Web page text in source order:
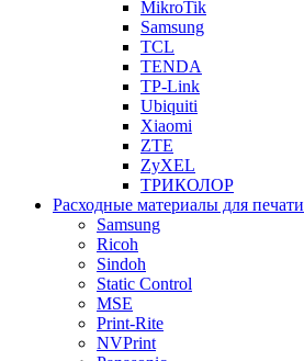
MikroTik
Samsung
TCL
TENDA
TP-Link
Ubiquiti
Xiaomi
ZTE
ZyXEL
ТРИКОЛОР
Расходные материалы для печати
Samsung
Ricoh
Sindoh
Static Control
MSE
Print-Rite
NVPrint